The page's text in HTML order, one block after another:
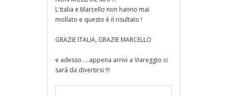
L'italia e Marcello non hanno mai
mollato e questo è il risultato !
GRAZIE ITALIA, GRAZIE MARCELLO
e adesso.....appena arrivi a Viareggio ci
sarà da divertirsi !!!